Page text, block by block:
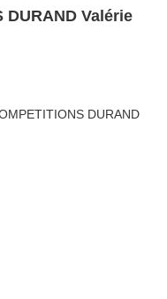
DURAND Valérie